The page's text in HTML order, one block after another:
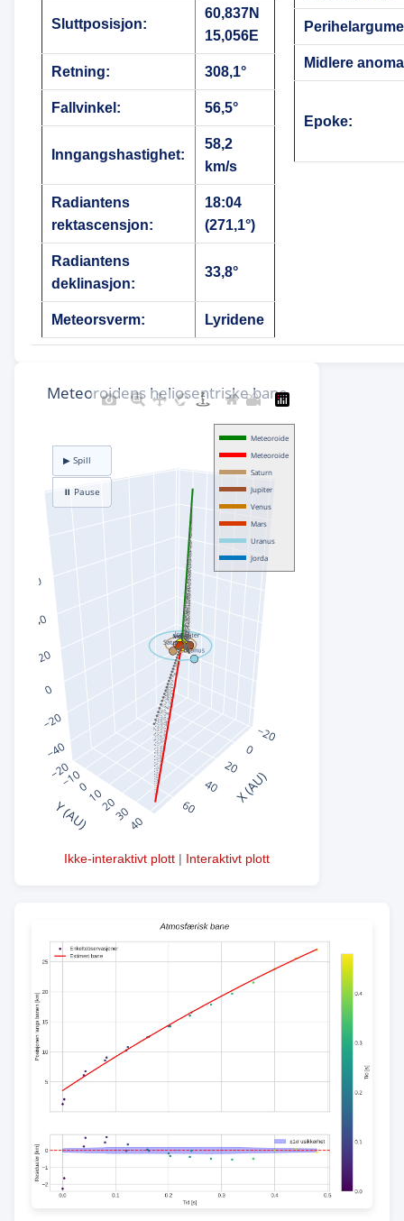
Sluttposisjon:
60,837N
15,056E
Retning: 308,1°
Fallvinkel: 56,5°
Inngangshastighet:
58,2
km/s
Radiantens
rektascensjon:
18:04
(271,1°)
Radiantens
deklinasjon:
33,8°
Meteorsverm: Lyridene
Midlere
Epoke:
Ikke-interaktivt plott | Interaktivt plott